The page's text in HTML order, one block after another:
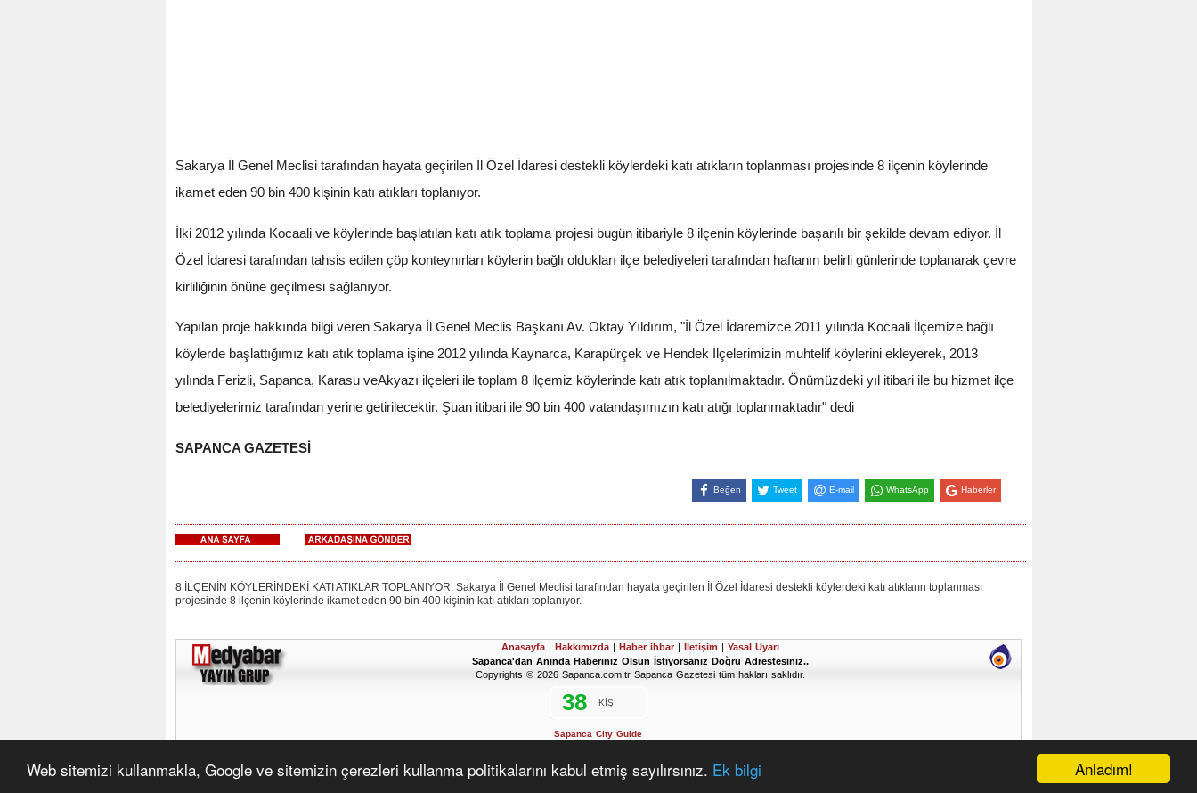
Anladım!
Web sitemizi kullanmakla, Google ve sitemizin çerezleri kullanma politikalarını kabul etmiş sayılırsınız. Ek bilgi
Sakarya İl Genel Meclisi tarafından hayata geçirilen İl Özel İdaresi destekli köylerdeki katı atıkların toplanması projesinde 8 ilçenin köylerinde
ikamet eden 90 bin 400 kişinin katı atıkları toplanıyor.
İlki 2012 yılında Kocaali ve köylerinde başlatılan katı atık toplama projesi bugün itibariyle 8 ilçenin köylerinde başarılı bir şekilde devam ediyor. İl
Özel İdaresi tarafından tahsis edilen çöp konteynırları köylerin bağlı oldukları ilçe belediyeleri tarafından haftanın belirli günlerinde toplanarak çevre
kirliliğinin önüne geçilmesi sağlanıyor.
Yapılan proje hakkında bilgi veren Sakarya İl Genel Meclis Başkanı Av. Oktay Yıldırım, "İl Özel İdaremizce 2011 yılında Kocaali İlçemize bağlı
köylerde başlattığımız katı atık toplama işine 2012 yılında Kaynarca, Karapürçek ve Hendek İlçelerimizin muhtelif köylerini ekleyerek, 2013
yılında Ferizli, Sapanca, Karasu veAkyazı ilçeleri ile toplam 8 ilçemiz köylerinde katı atık toplanılmaktadır. Önümüzdeki yıl itibari ile bu hizmet ilçe
belediyelerimiz tarafından yerine getirilecektir. Şuan itibari ile 90 bin 400 vatandaşımızın katı atığı toplanmaktadır" dedi
SAPANCA GAZETESİ
Beğen Tweet E-mail WhatsApp Haberler
8 İLÇENİN KÖYLERİNDEKİ KATI ATIKLAR TOPLANIYOR: Sakarya İl Genel Meclisi tarafından hayata geçirilen İl Özel İdaresi destekli köylerdeki katı atıkların toplanması
projesinde 8 ilçenin köylerinde ikamet eden 90 bin 400 kişinin katı atıkları toplanıyor.
Anasayfa | Hakkımızda | Haber ihbar | İletişim | Yasal Uyarı
Sapanca'dan Anında Haberiniz Olsun İstiyorsanız Doğru Adrestesiniz..
Copyrights © 2026 Sapanca.com.tr Sapanca Gazetesi tüm hakları saklıdır.
Sapanca City Guide
www.vahitarapoglu.tr